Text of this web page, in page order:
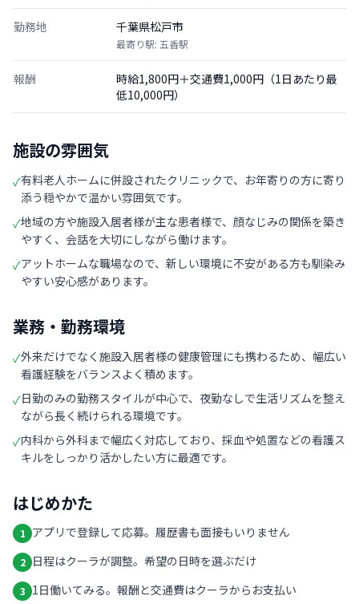
勤務地 千葉県松戸市
最寄り駅: 五香駅
報酬
時給1,800円＋交通費1,000円（1日あたり最
低10,000円）
施設の雰囲気
✓有料老人ホームに併設されたクリニックで、お年寄りの方に寄り
添う穏やかで温かい雰囲気です。
✓地域の方や施設入居者様が主な患者様で、顔なじみの関係を築き
やすく、会話を大切にしながら働けます。
✓アットホームな職場なので、新しい環境に不安がある方も馴染み
やすい安心感があります。
業務・勤務環境
✓外来だけでなく施設入居者様の健康管理にも携わるため、幅広い
看護経験をバランスよく積めます。
✓日勤のみの勤務スタイルが中心で、夜勤なしで生活リズムを整え
ながら長く続けられる環境です。
✓内科から外科まで幅広く対応しており、採血や処置などの看護ス
キルをしっかり活かしたい方に最適です。
はじめかた
1 アプリで登録して応募。履歴書も面接もいりません
2 日程はクーラが調整。希望の日時を選ぶだけ
3 1日働いてみる。報酬と交通費はクーラからお支払い